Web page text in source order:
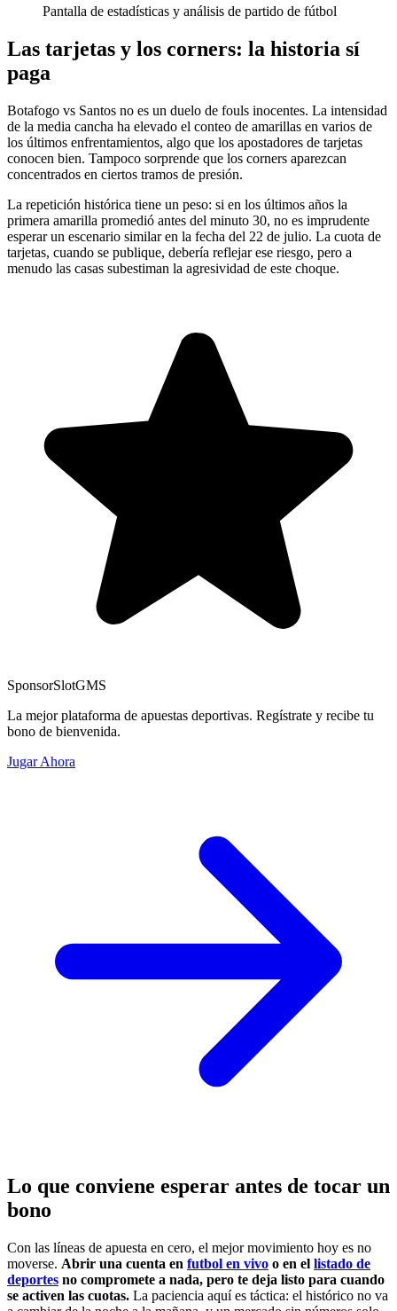
Pantalla de estadísticas y análisis de partido de fútbol
Las tarjetas y los corners: la historia sí
paga
Botafogo vs Santos no es un duelo de fouls inocentes. La intensidad
de la media cancha ha elevado el conteo de amarillas en varios de
los últimos enfrentamientos, algo que los apostadores de tarjetas
conocen bien. Tampoco sorprende que los corners aparezcan
concentrados en ciertos tramos de presión.
La repetición histórica tiene un peso: si en los últimos años la
primera amarilla promedió antes del minuto 30, no es imprudente
esperar un escenario similar en la fecha del 22 de julio. La cuota de
tarjetas, cuando se publique, debería reflejar ese riesgo, pero a
menudo las casas subestiman la agresividad de este choque.
SponsorSlotGMS
La mejor plataforma de apuestas deportivas. Regístrate y recibe tu
bono de bienvenida.
Jugar Ahora
Lo que conviene esperar antes de tocar un
bono
Con las líneas de apuesta en cero, el mejor movimiento hoy es no
moverse. Abrir una cuenta en futbol en vivo o en el listado de
deportes no compromete a nada, pero te deja listo para cuando
se activen las cuotas. La paciencia aquí es táctica: el histórico no va